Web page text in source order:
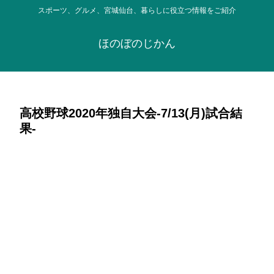
スポーツ、グルメ、宮城仙台、暮らしに役立つ情報をご紹介
ほのぼのじかん
高校野球2020年独自大会-7/13(月)試合結
果-